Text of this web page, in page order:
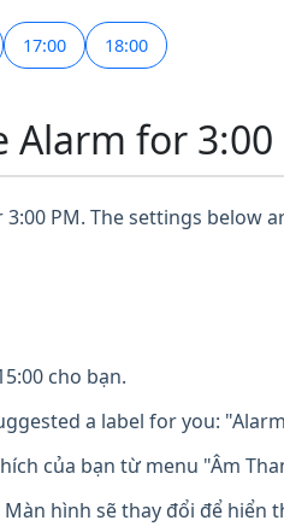
17:00 18:00
Alarm for 3:00
PM. The settings below
cho bạn.
a label for you:
của bạn từ menu "Âm
hình sẽ thay đổi để